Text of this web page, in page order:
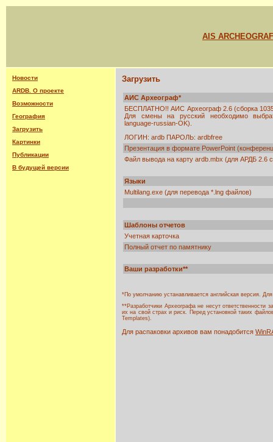
AIS ARCHEOGRAF
Новости
ARDB. О проекте
Возможности
География
Загрузить
Картинки
Публикации
В будущей версии
Загрузить
АИС Археограф*
БЕСПЛАТНО!! АИС Археограф 2.6 (сборка
Для смены на русский необходимо
language-russian-OK).
ЛОГИН: ardb ПАРОЛЬ: ardbfree
Презентация в формате PowerPoint
Файл вывода на карту ardb.mbx (для АРДБ 2.6
Языки
Multilang.exe (для перевода *.lng файлов)
Шаблоны отчетов
Учетная карточка
Полный отчет по памятнику
Ваши разработки**
*По умолчанию устанавливается английская версия.
**Разработчики Археографа не несут ответственности
их на свой страх и риск. Перед установкой таких
Templates).
Для распаковки архивов вам понадобится